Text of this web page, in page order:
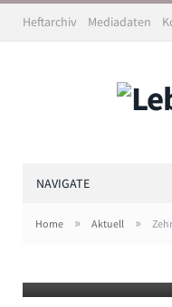
Heftarchiv Mediadaten
NAVIGATE
Home » Aktuell »
Das Mildred-Scheel-
Krebsforscher nach